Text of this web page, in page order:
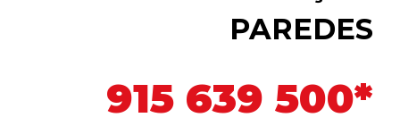
PAREDES
915 639 500*